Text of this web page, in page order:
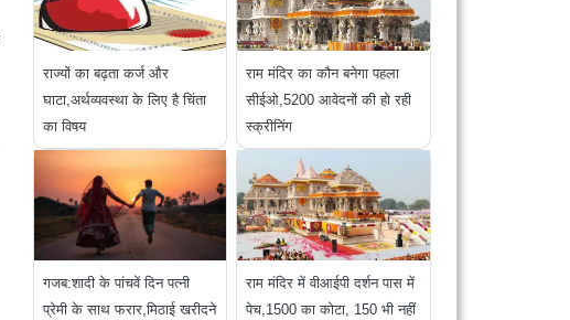
राज्यों का बढ़ता कर्ज और
घाटा,अर्थव्यवस्था के लिए है चिंता
का विषय
राम मंदिर का कौन बनेगा पहला
सीईओ,5200 आवेदनों की हो रही
स्क्रीनिंग
गजब:शादी के पांचवें दिन पत्नी
प्रेमी के साथ फरार,मिठाई खरीदने
राम मंदिर में वीआईपी दर्शन पास में
पेच,1500 का कोटा, 150 भी नहीं